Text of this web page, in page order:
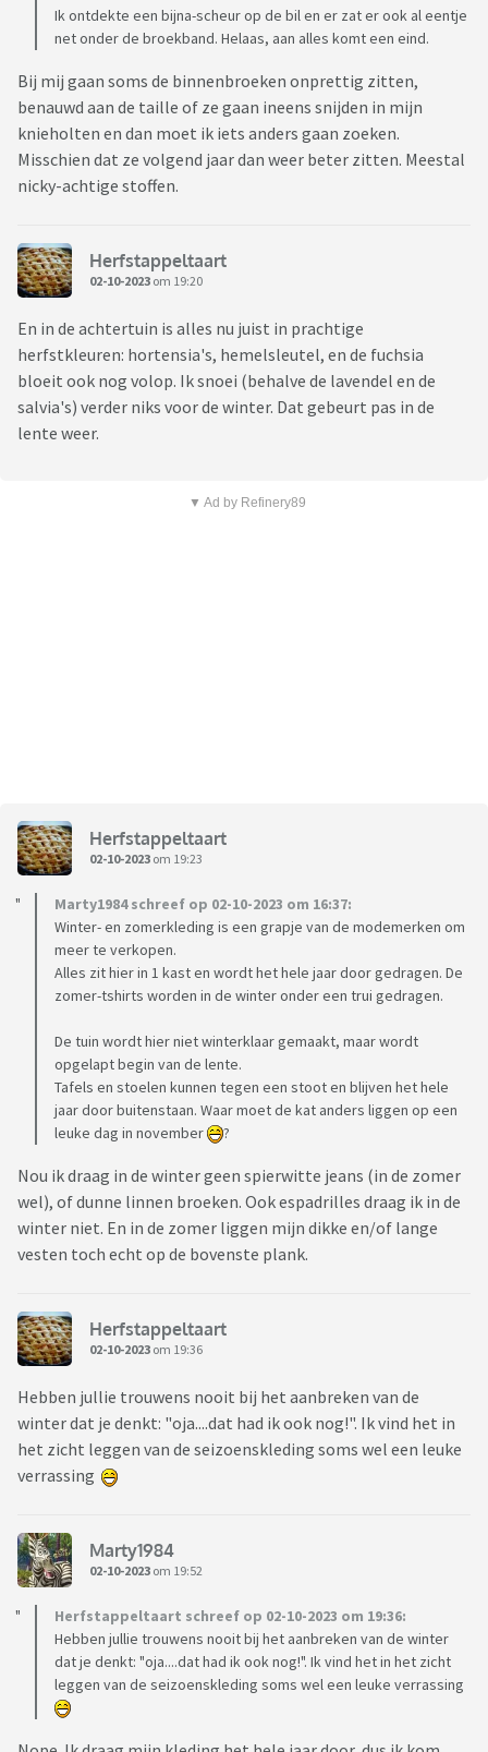
Ik ontdekte een bijna-scheur op de bil en er zat er ook al eentje
net onder de broekband. Helaas, aan alles komt een eind.
Bij mij gaan soms de binnenbroeken onprettig zitten,
benauwd aan de taille of ze gaan ineens snijden in mijn
knieholten en dan moet ik iets anders gaan zoeken.
Misschien dat ze volgend jaar dan weer beter zitten. Meestal
nicky-achtige stoffen.
Herfstappeltaart
02-10-2023 om 19:20
En in de achtertuin is alles nu juist in prachtige
herfstkleuren: hortensia's, hemelsleutel, en de fuchsia
bloeit ook nog volop. Ik snoei (behalve de lavendel en de
salvia's) verder niks voor de winter. Dat gebeurt pas in de
lente weer.
▼ Ad by Refinery89
Herfstappeltaart
02-10-2023 om 19:23
Marty1984 schreef op 02-10-2023 om 16:37:
Winter- en zomerkleding is een grapje van de modemerken om
meer te verkopen.
Alles zit hier in 1 kast en wordt het hele jaar door gedragen. De
zomer-tshirts worden in de winter onder een trui gedragen.
De tuin wordt hier niet winterklaar gemaakt, maar wordt
opgelapt begin van de lente.
Tafels en stoelen kunnen tegen een stoot en blijven het hele
jaar door buitenstaan. Waar moet de kat anders liggen op een
leuke dag in november
?
Nou ik draag in de winter geen spierwitte jeans (in de zomer
wel), of dunne linnen broeken. Ook espadrilles draag ik in de
winter niet. En in de zomer liggen mijn dikke en/of lange
vesten toch echt op de bovenste plank.
Herfstappeltaart
02-10-2023 om 19:36
Hebben jullie trouwens nooit bij het aanbreken van de
winter dat je denkt: "oja....dat had ik ook nog!". Ik vind het in
het zicht leggen van de seizoenskleding soms wel een leuke
verrassing
Marty1984
02-10-2023 om 19:52
Herfstappeltaart schreef op 02-10-2023 om 19:36:
Hebben jullie trouwens nooit bij het aanbreken van de winter
dat je denkt: "oja....dat had ik ook nog!". Ik vind het in het zicht
leggen van de seizoenskleding soms wel een leuke verrassing